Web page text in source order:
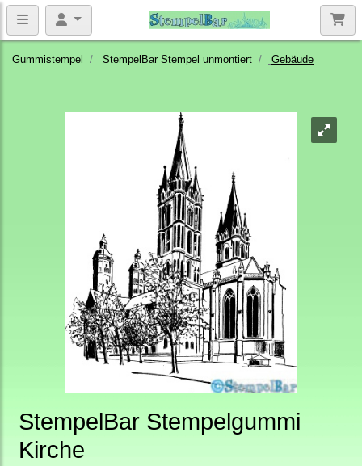
Gummistempel StempelBar Stempel unmontiert Gebäude
StempelBar Stempelgummi
Kirche